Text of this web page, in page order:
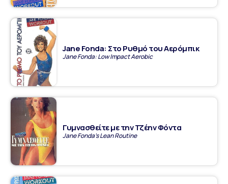
Jane Fonda: Στο Ρυθμό του Αερόμπικ
Jane Fonda: Low Impact Aerobic
Γυμνασθείτε με την Τζέην Φόντα
Jane Fonda's Lean Routine